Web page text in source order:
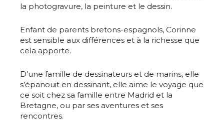
la photogravure, la peinture et le dessin.
Enfant de parents bretons-espagnols, Corinne
est sensible aux différences et à la richesse que
cela apporte.
D’une famille de dessinateurs et de marins, elle
s’épanouit en dessinant, elle aime le voyage que
ce soit chez sa famille entre Madrid et la
Bretagne, ou par ses aventures et ses
rencontres.